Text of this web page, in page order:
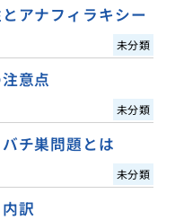
アナフィラキシー
未分類
意点
未分類
チ巣問題とは
未分類
訳